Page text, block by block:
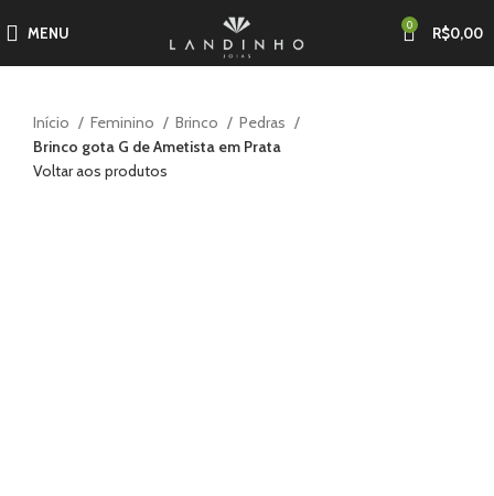
MENU 0 R$0,00
Início Feminino Brinco
Pedras
Brinco gota G de Ametista em Prata
Voltar aos produtos